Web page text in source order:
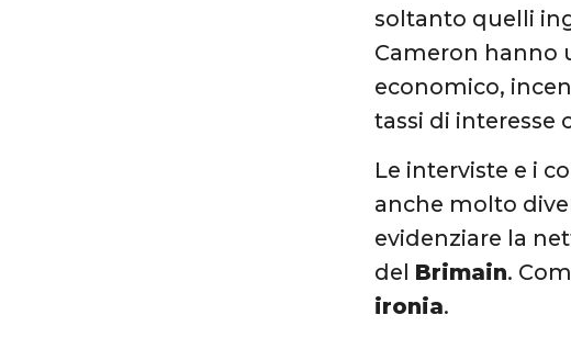
soltanto quelli
Cameron hanno
economico,
tassi di interesse
Le interviste e i
anche molto
evidenziare la
del Brimain.
ironia.